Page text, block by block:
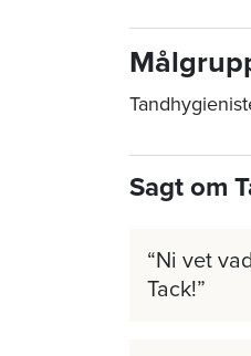
Sagt om
Ni vet
Tack!